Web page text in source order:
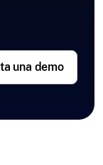
una demo